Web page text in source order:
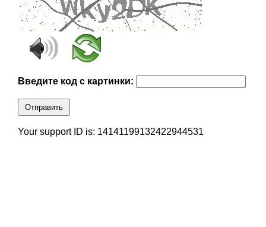
Введите код с картинки:
Отправить
Your support ID is: 14141199132422944531